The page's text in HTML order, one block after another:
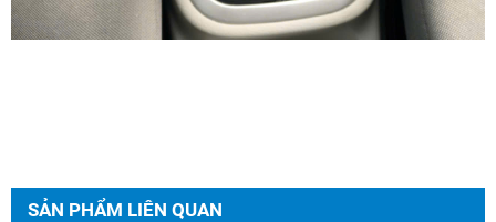
SẢN PHẨM LIÊN QUAN